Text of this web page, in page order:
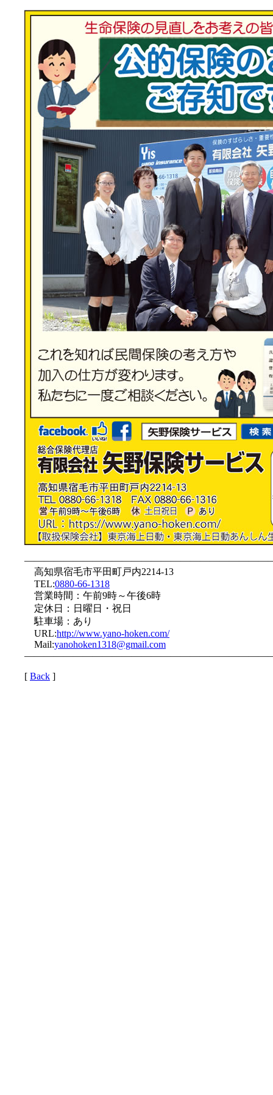
高知県宿毛市平田町戸内2214-13
TEL:0880-66-1318
営業時間：午前9時～午後6時
定休日：日曜日・祝日
駐車場：あり
URL:http://www.yano-hoken.com/
Mail:yanohoken1318@gmail.com
[ Back ]